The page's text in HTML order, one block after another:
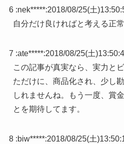
6 :nek*****:2018/08/25(土
自分だけ良ければと考える正
7 :ate*****:2018/08/25(土
この記事が真実なら、実力と
ただけに、商品化され、少し
しれませんね。もう一度、賞
とを期待してます。
8 :biw*****:2018/08/25(土